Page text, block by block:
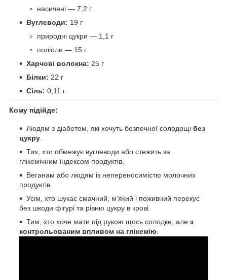
насичені — 7,2 г
Вуглеводи: 19 г
природні цукри — 1,1 г
поліоли — 15 г
Харчові волокна: 25 г
Білки: 22 г
Сіль: 0,11 г
Кому підійде:
Людям з діабетом, які хочуть безпечної солодощі без
цукру
Тих, хто обмежує вуглеводи або стежить за
глікемічним індексом продуктів.
Веганам або людям із непереносимістю молочних
продуктів.
Усім, хто шукає смачний, м’який і поживний перекус
без шкоди фігурі та рівню цукру в крові.
Тим, хто хоче мати під рукою щось солодке, але з
контрольованим впливом на глікемію